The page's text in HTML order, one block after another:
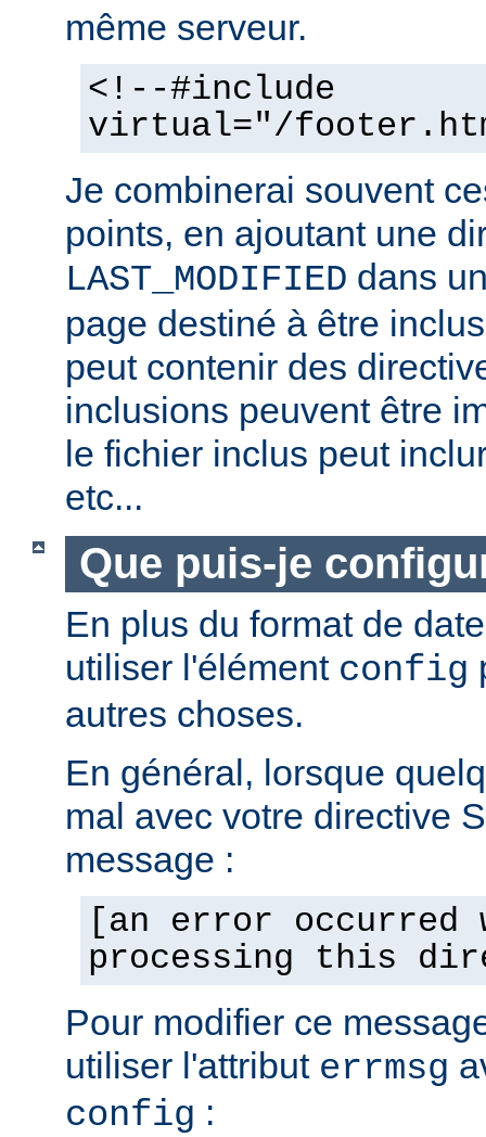
même serveur.
<!--#include
virtual="/
Je combinerai souvent
points, en ajoutant une
LAST_MODIFIED dans
page destiné à être
peut contenir des
inclusions peuvent être
le fichier inclus peut
etc...
Que puis-je
En plus du format de
utiliser l'élément config
autres choses.
En général, lorsque
mal avec votre directive
message :
[an error occurred
processing this
Pour modifier ce
utiliser l'attribut errmsg
config :